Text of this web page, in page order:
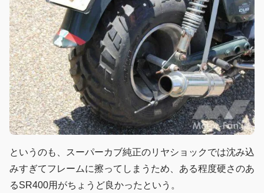
というのも、スーパーカブ純正のリヤショックでは沈み込
みすぎてフレームに擦ってしまうため、ある程度硬さのあ
るSR400用がちょうど良かったという。